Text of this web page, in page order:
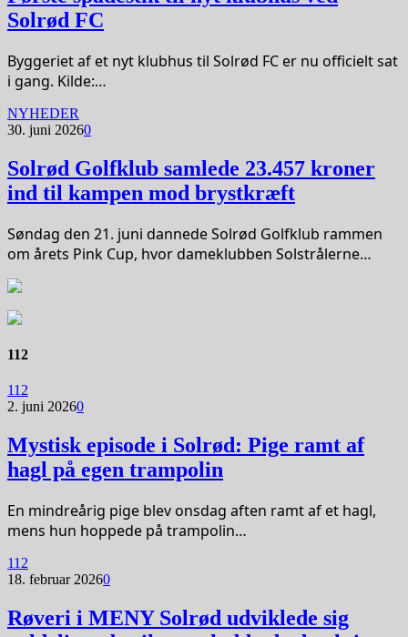
Solrød FC
Byggeriet af et nyt klubhus til Solrød FC er nu officielt sat
i gang. Kilde:…
NYHEDER
30. juni 20260
Solrød Golfklub samlede 23.457 kroner
ind til kampen mod brystkræft
Søndag den 21. juni dannede Solrød Golfklub rammen
om årets Pink Cup, hvor dameklubben Solstrålerne…
112
112
2. juni 20260
Mystisk episode i Solrød: Pige ramt af
hagl på egen trampolin
En mindreårig pige blev onsdag aften ramt af et hagl,
mens hun hoppede på trampolin…
112
18. februar 20260
Røveri i MENY Solrød udviklede sig